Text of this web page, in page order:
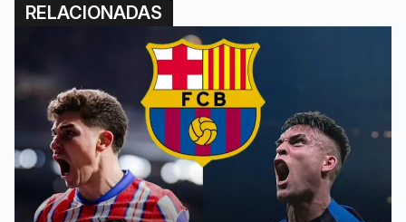
RELACIONADAS